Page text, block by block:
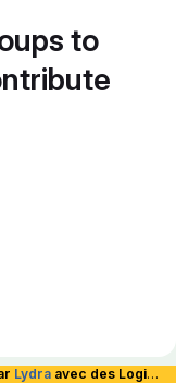
to
Lydra avec des Logiciels Libres et hébergé en